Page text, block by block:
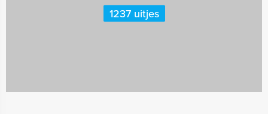
1237 uitjes